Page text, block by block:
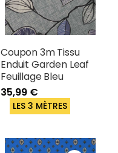
Coupon 3m Tissu
Enduit Garden Leaf
Feuillage Bleu
35,99 €
LES 3 MÈTRES